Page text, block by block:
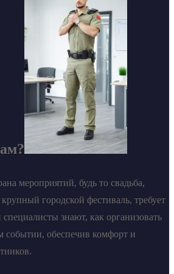
мероприятий, будь то свадьба,
городской фестиваль, требует
знают, как организовать
событии, обеспечив комфорт и